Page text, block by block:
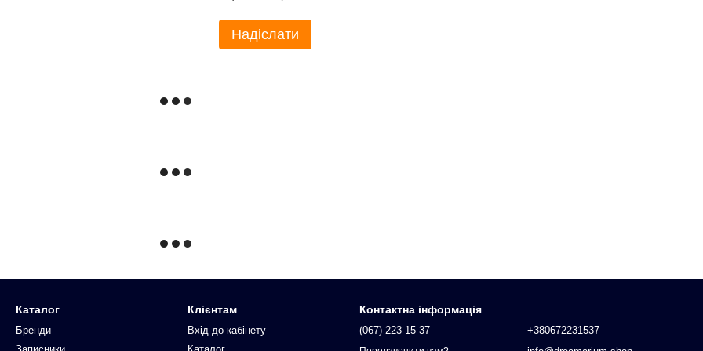
Надіслати
Каталог
Бренди
Клієнтам
Вхід до кабінету
Контактна інформація
(067) 223 15 37
+380672231537